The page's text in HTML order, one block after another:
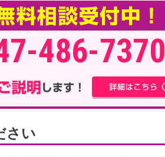
486-7370
さい